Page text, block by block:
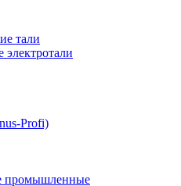
тали
Profi)
промышленные